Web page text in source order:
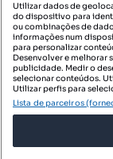
©
Utilizar dados de
do dispositivo para
ou combinações de
informações num
para personalizar
Desenvolver e melhorar
publicidade. Medir o
selecionar conteúdos.
Utilizar perfis para
Lista de parceiros